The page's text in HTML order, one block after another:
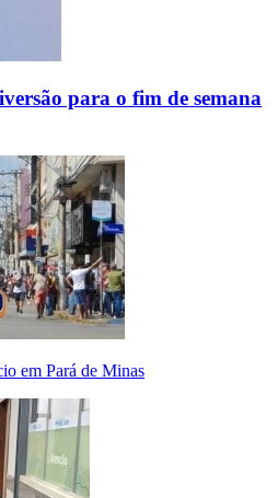
para o fim de semana
em Pará de Minas